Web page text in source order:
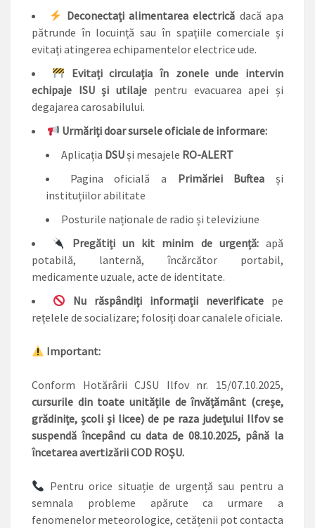
Deconectați alimentarea electrică dacă apa
pătrunde în locuință sau în spațiile comerciale și
evitați atingerea echipamentelor electrice ude.
Evitați circulația în zonele unde intervin
echipaje ISU și utilaje pentru evacuarea apei și
degajarea carosabilului.
Urmăriți doar sursele oficiale de informare:
Aplicația DSUși mesajele RO-ALERT
Pagina oficială a Primăriei Buftea și
instituțiilor abilitate
Posturile naționale de radio și televiziune
Pregătiți un kit minim de urgență:apă
potabilă, lanternă, încărcător portabil,
medicamente uzuale, acte de identitate.
Nu răspândiți informații neverificate pe
rețelele de socializare; folosiți doar canalele oficiale.
Important:
Conform Hotărârii CJSU Ilfov nr. 15/07.10.2025,
cursurile din toate unitățile de învățământ (creșe,
grădinițe, școli și licee) de pe raza județului Ilfov se
suspendă începând cu data de 08.10.2025, până la
încetarea avertizării COD ROȘU.
Pentru orice situație de urgență sau pentru a
semnala probleme apărute ca urmare a
fenomenelor meteorologice, cetățenii pot contacta